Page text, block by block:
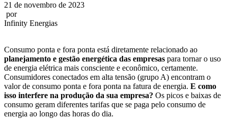
21 de novembro de 2023
por
Infinity Energias
Consumo ponta e fora ponta está diretamente relacionado ao
planejamento e gestão energética das empresas para tornar o uso
de energia elétrica mais consciente e econômico, certamente.
Consumidores conectados em alta tensão (grupo A) encontram o
valor de consumo ponta e fora ponta na fatura de energia. E como
isso interfere na produção da sua empresa? Os picos e baixas de
consumo geram diferentes tarifas que se paga pelo consumo de
energia ao longo das horas do dia.